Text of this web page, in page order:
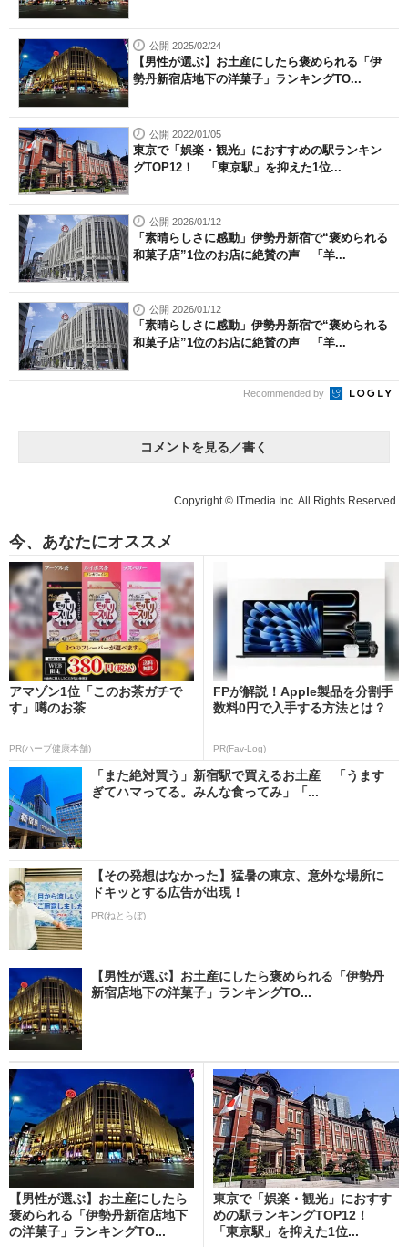
公開 2025/02/24
【男性が選ぶ】お土産にしたら褒められる「伊
勢丹新宿店地下の洋菓子」ランキングTO...
公開 2022/01/05
東京で「娯楽・観光」におすすめの駅ランキン
グTOP12！ 「東京駅」を抑えた1位...
公開 2026/01/12
「素晴らしさに感動」伊勢丹新宿で“褒められる
和菓子店”1位のお店に絶賛の声 「羊...
公開 2026/01/12
「素晴らしさに感動」伊勢丹新宿で“褒められる
和菓子店”1位のお店に絶賛の声 「羊...
Recommended by
コメントを見る／書く
Copyright © ITmedia Inc. All Rights Reserved.
今、あなたにオススメ
アマゾン1位「このお茶ガチで
す」噂のお茶
PR(ハーブ健康本舗)
FPが解説！Apple製品を分割手
数料0円で入手する方法とは？
PR(Fav-Log)
「また絶対買う」新宿駅で買えるお土産 「うます
ぎてハマってる。みんな食ってみ」「...
【その発想はなかった】猛暑の東京、意外な場所に
ドキッとする広告が出現！
PR(ねとらぼ)
【男性が選ぶ】お土産にしたら褒められる「伊勢丹
新宿店地下の洋菓子」ランキングTO...
【男性が選ぶ】お土産にしたら
褒められる「伊勢丹新宿店地下
の洋菓子」ランキングTO...
東京で「娯楽・観光」におすす
めの駅ランキングTOP12！
「東京駅」を抑えた1位...